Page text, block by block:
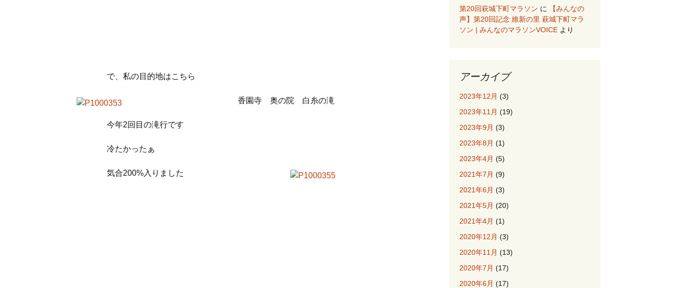
で、私の目的地はこちら
香園寺 奥の院 白糸の滝
今年2回目の滝行です
冷たかったぁ
気合200%入りました
第20回萩城下町マラソン に
【みんなの
声】第20回記念 維新の里 萩城下町マラ
ソン | みんなのマラソンVOICE より
アーカイブ
2023年12月 (3)
2023年11月 (19)
2023年9月 (3)
2023年8月 (1)
2023年4月 (5)
2021年7月 (9)
2021年6月 (3)
2021年5月 (20)
2021年4月 (1)
2020年12月 (3)
2020年11月 (13)
2020年7月 (17)
2020年6月 (17)